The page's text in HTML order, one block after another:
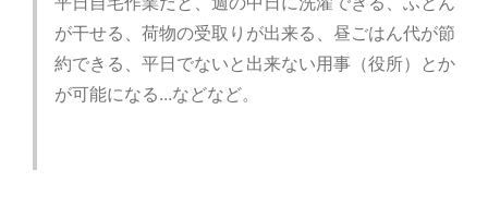
が干せる、荷物の受取りが出来る、昼ごはん代が節
約できる、平日でないと出来ない用事（役所）とか
が可能になる...などなど。